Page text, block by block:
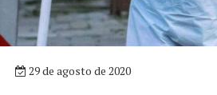
29 de agosto de 2020